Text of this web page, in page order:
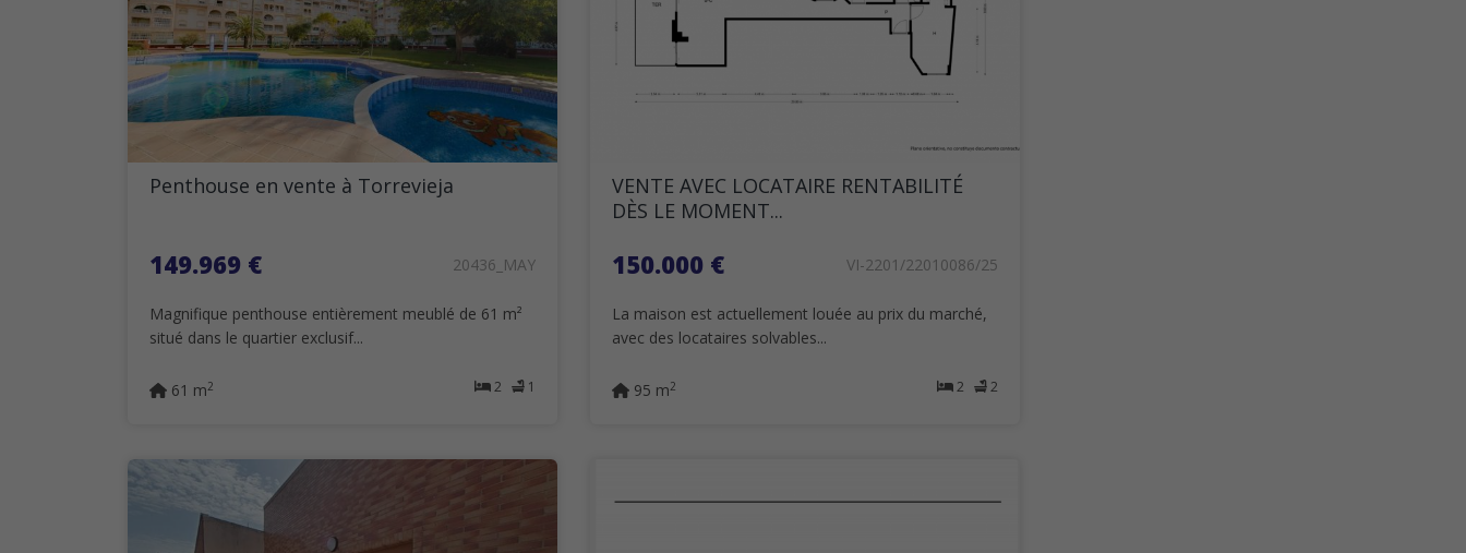
Penthouse en vente à Torrevieja
149.969 € 20436_MAY
Magnifique penthouse entièrement meublé de 61 m²
situé dans le quartier exclusif...
2 1
61 m2
VENTE AVEC LOCATAIRE RENTABILITÉ
DÈS LE MOMENT...
150.000 € VI-2201/22010086/25
La maison est actuellement louée au prix du marché,
avec des locataires solvables...
2 2
95 m2